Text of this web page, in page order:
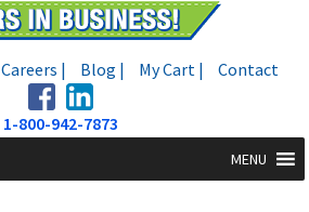
Careers | Blog | My Cart | Contact
1-800-942-7873
MENU